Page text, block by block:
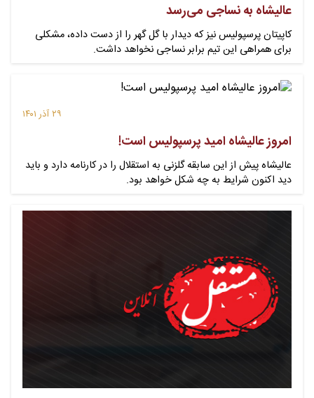
عالیشاه به نساجی می‌رسد
کاپیتان پرسپولیس نیز که دیدار با گل گهر را از دست داده، مشکلی
برای همراهی این تیم برابر نساجی نخواهد داشت.
۲۹ آذر ۱۴۰۱
امروز عالیشاه امید پرسپولیس است!
عالیشاه پیش از این سابقه گلزنی به استقلال را در کارنامه دارد و باید
دید اکنون شرایط به چه شکل خواهد بود.